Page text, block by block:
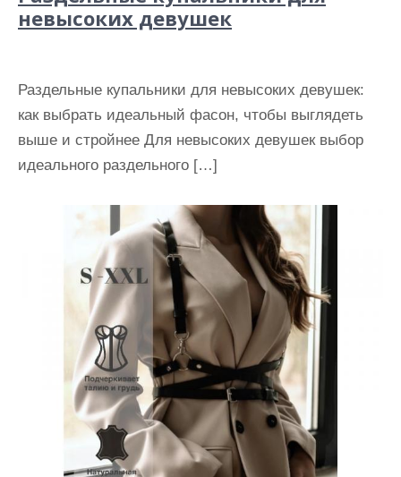
невысоких девушек
Раздельные купальники для невысоких девушек:
как выбрать идеальный фасон, чтобы выглядеть
выше и стройнее Для невысоких девушек выбор
идеального раздельного […]